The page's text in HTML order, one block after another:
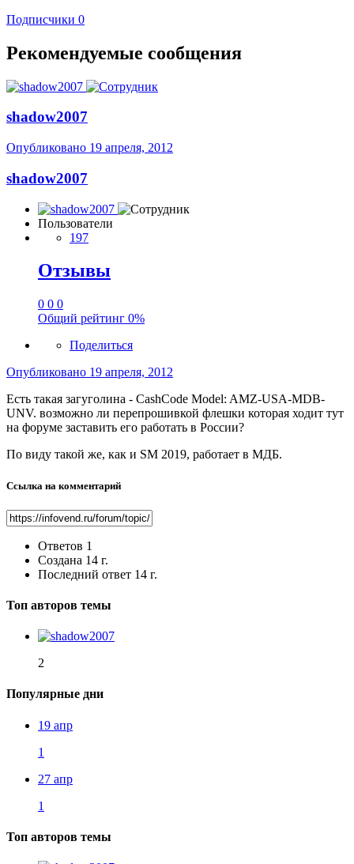
Подписчики 0
Рекомендуемые сообщения
shadow2007
Опубликовано 19 апреля, 2012
shadow2007
Пользователи
197
Отзывы
0 0 0
Общий рейтинг 0%
Поделиться
Опубликовано 19 апреля, 2012
Есть такая загуголина - CashCode Мodel: AMZ-USA-MDB-
UNV. возможно ли перепрошивкой флешки которая ходит тут
на форуме заставить его работать в России?
По виду такой же, как и SM 2019, работает в МДБ.
Ссылка на комментарий
Ответов 1
Создана 14 г.
Последний ответ 14 г.
Топ авторов темы
2
Популярные дни
19 апр
1
27 апр
1
Топ авторов темы